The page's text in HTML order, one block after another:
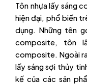
Tôn nhựa lấy sáng
hiện đại, phổ biến
dụng. Những tên
composite, tôn
composite. Ngoài
lấy sáng sợi thủy
kế của các sản